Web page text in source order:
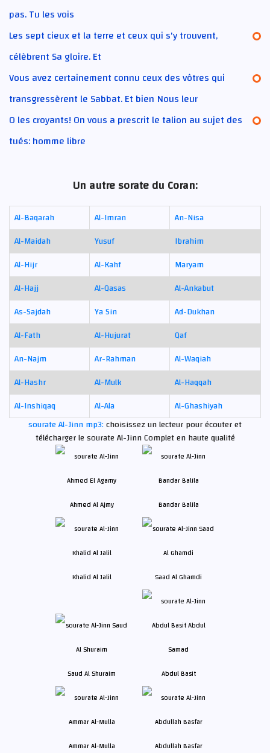
pas. Tu les vois
Les sept cieux et la terre et ceux qui s'y trouvent,
célèbrent Sa gloire. Et
Vous avez certainement connu ceux des vôtres qui
transgressèrent le Sabbat. Et bien Nous leur
O les croyants! On vous a prescrit le talion au sujet des
tués: homme libre
Un autre sorate du Coran:
Al-Baqarah Al-Imran
An-Nisa
Al-Maidah
Yusuf
Ibrahim
Al-Hijr
Al-Kahf
Maryam
Al-Hajj
Al-Qasas
Al-Ankabut
As-Sajdah
Ya Sin
Ad-Dukhan
Al-Fath
Al-Hujurat
Qaf
An-Najm
Ar-Rahman
Al-Waqiah
Al-Hashr
Al-Mulk
Al-Haqqah
Al-Inshiqaq
Al-Ala
Al-Ghashiyah
sourate Al-Jinn mp3:choisissez un lecteur pour écouter et
télécharger le sourate Al-Jinn Complet en haute qualité
Ahmed Al Ajmy Bandar Balila
Khalid Al Jalil Saad Al Ghamdi
Saud Al Shuraim Abdul Basit
Ammar Al-Mulla Abdullah Basfar